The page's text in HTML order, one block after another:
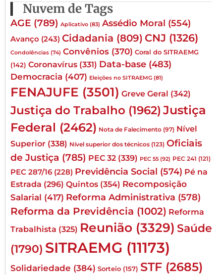
Nuvem de Tags
AGE (789) Aplicativo (83) Assédio Moral (554)
Avanço (243) Cidadania (809) CNJ (1326)
Condolências (74) Convênios (370) Coral do SITRAEMG
(142) Coronavírus (331) Data-base (483)
Democracia (407) Eleições no SITRAEMG (81)
FENAJUFE (3501) Greve Geral (342)
Justiça do Trabalho (1962) Justiça
Federal (2462) Nota de Falecimento (97) Nível
Superior (338) Nível superior dos técnicos (123) Oficiais
de Justiça (785) PEC 32 (339) PEC 55 (92) PEC 241 (121)
PEC 287/16 (228) Previdência Social (574) Pé na
Estrada (296) Quintos (354) Recomposição
Salarial (417) Reforma Administrativa (578)
Reforma da Previdência (1002) Reforma
Trabalhista (325) Reunião (3329) Saúde
(1790) SITRAEMG (11173)
Solidariedade (384) Sorteio (157) STF (2685)